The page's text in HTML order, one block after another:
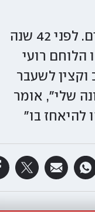
שלוש פעמים פקדו המבשרים את ביתו של אלי טהר, סגן יו"ר יד לבנים. לפני 42 שנה
22 שנה שכל את בנו הלוחם רועי
וקצין לשעבר
שלי", אומר
להיאחז בו"